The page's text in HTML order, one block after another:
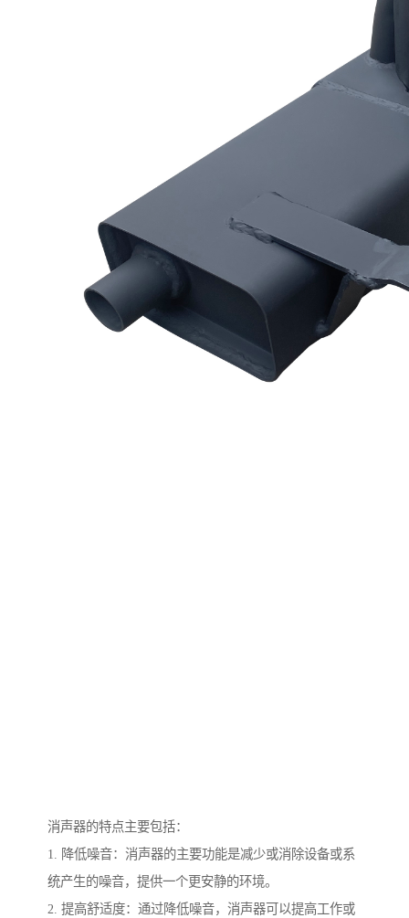
消声器的特点主要包括：
1. 降低噪音：消声器的主要功能是减少或消除设备或系
统产生的噪音，提供一个更安静的环境。
2. 提高舒适度：通过降低噪音，消声器可以提高工作或